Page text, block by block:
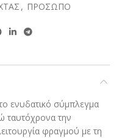
, ΠΡΟΣΩΠΟ
ενυδατικό σύμπλεγμα
ταυτόχρονα την
φραγμού με τη